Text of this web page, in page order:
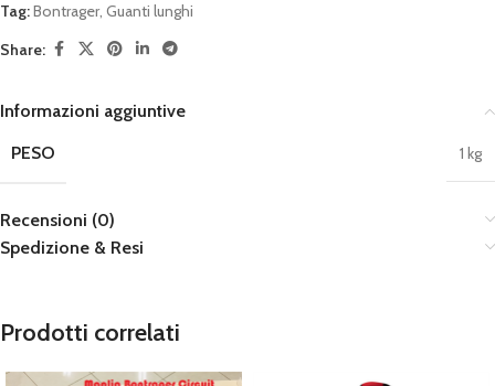
Tag:Bontrager, Guanti lunghi
Share:
Informazioni aggiuntive
PESO
1 kg
Recensioni (0)
Spedizione & Resi
Prodotti correlati